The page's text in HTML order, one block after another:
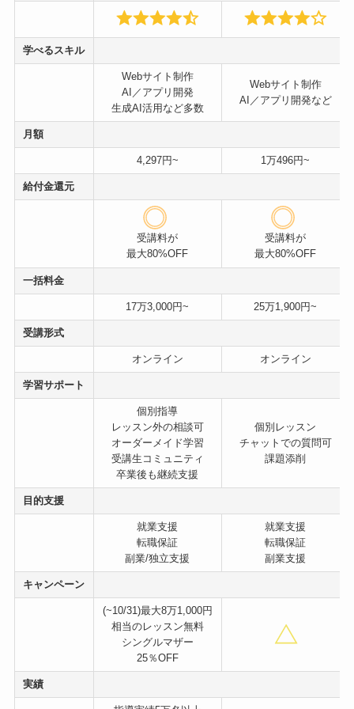
学べるスキル
Webサイト制作
AI／アプリ開発
生成AI活用など多数
Webサイト制作
AI／アプリ開発など
月額
4,297円~ 1万496円~
給付金還元
受講料が
最大80%OFF
受講料が
最大80%OFF
一括料金
17万3,000円~ 25万1,900円~
受講形式
オンライン オンライン
学習サポート
個別指導
レッスン外の相談可
オーダーメイド学習
受講生コミュニティ
卒業後も継続支援
個別レッスン
チャットでの質問可
課題添削
目的支援
就業支援
転職保証
副業/独立支援
就業支援
転職保証
副業支援
キャンペーン
(~10/31)最大8万1,000円
相当のレッスン無料
シングルマザー
25％OFF
実績